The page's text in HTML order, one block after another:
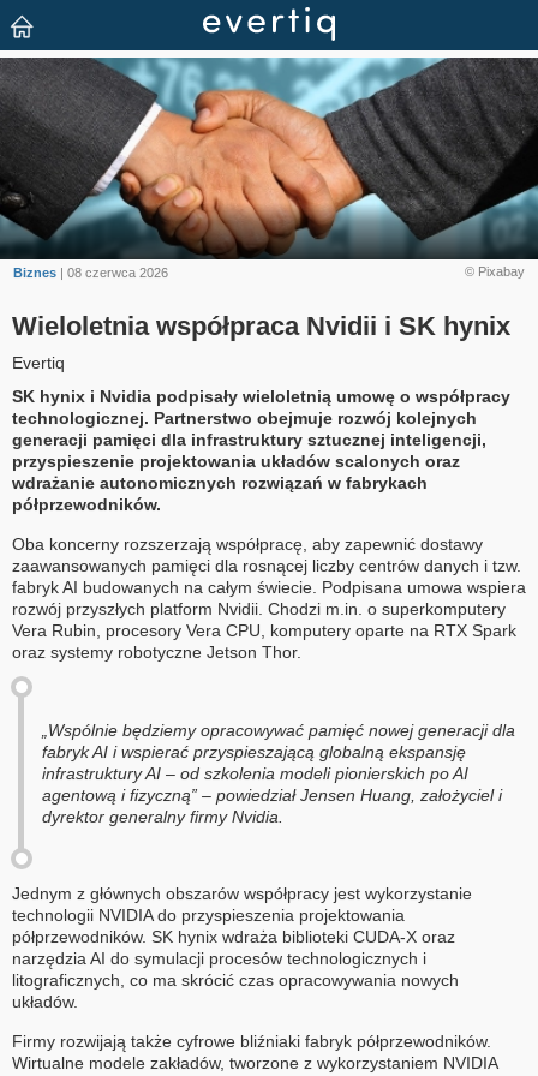
© Pixabay
Biznes | 08 czerwca 2026
Wieloletnia współpraca Nvidii i SK hynix
Evertiq
SK hynix i Nvidia podpisały wieloletnią umowę o współpracy
technologicznej. Partnerstwo obejmuje rozwój kolejnych
generacji pamięci dla infrastruktury sztucznej inteligencji,
przyspieszenie projektowania układów scalonych oraz
wdrażanie autonomicznych rozwiązań w fabrykach
półprzewodników.
Oba koncerny rozszerzają współpracę, aby zapewnić dostawy
zaawansowanych pamięci dla rosnącej liczby centrów danych i tzw.
fabryk AI budowanych na całym świecie. Podpisana umowa wspiera
rozwój przyszłych platform Nvidii. Chodzi m.in. o superkomputery
Vera Rubin, procesory Vera CPU, komputery oparte na RTX Spark
oraz systemy robotyczne Jetson Thor.
„Wspólnie będziemy opracowywać pamięć nowej generacji dla
fabryk AI i wspierać przyspieszającą globalną ekspansję
infrastruktury AI – od szkolenia modeli pionierskich po AI
agentową i fizyczną” – powiedział Jensen Huang, założyciel i
dyrektor generalny firmy Nvidia.
Jednym z głównych obszarów współpracy jest wykorzystanie
technologii NVIDIA do przyspieszenia projektowania
półprzewodników. SK hynix wdraża biblioteki CUDA-X oraz
narzędzia AI do symulacji procesów technologicznych i
litograficznych, co ma skrócić czas opracowywania nowych
układów.
Firmy rozwijają także cyfrowe bliźniaki fabryk półprzewodników.
Wirtualne modele zakładów, tworzone z wykorzystaniem NVIDIA